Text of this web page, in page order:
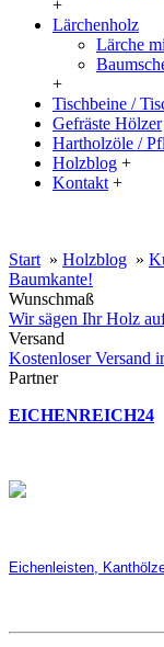
+
Lärchenholz
Lärche
+
Tischbeine /
Gefräste Hölzer
Hartholzöle /
Holzblog +
Kontakt +
Start » Holzblog »
Baumkante!
Wunschmaß
Wir sägen Ihr Holz
Versand
Kostenloser Versand
Partner
EICHENREICH24
Eichenleisten,